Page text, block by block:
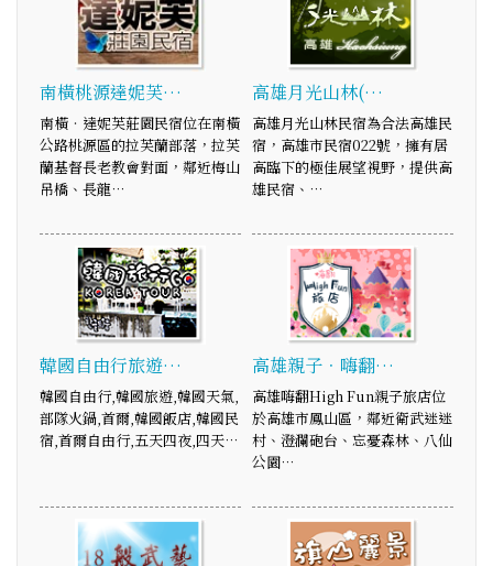
南橫桃源達妮芙…
南橫‧達妮芙莊園民宿位在南橫
公路桃源區的拉芙蘭部落，拉芙
蘭基督長老教會對面，鄰近梅山
吊橋、長龍…
高雄月光山林(…
高雄月光山林民宿為合法高雄民
宿，高雄市民宿022號，擁有居
高臨下的極佳展望視野，提供高
雄民宿、…
韓國自由行旅遊…
韓國自由行,韓國旅遊,韓國天氣,
部隊火鍋,首爾,韓國飯店,韓國民
宿,首爾自由行,五天四夜,四天…
高雄親子．嗨翻…
高雄嗨翻High Fun親子旅店位
於高雄市鳳山區，鄰近衛武迷迷
村、澄瀾砲台、忘憂森林、八仙
公園…